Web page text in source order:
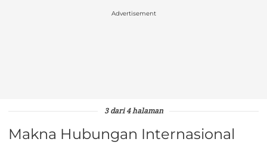
Advertisement
3 dari 4 halaman
Makna Hubungan Internasional